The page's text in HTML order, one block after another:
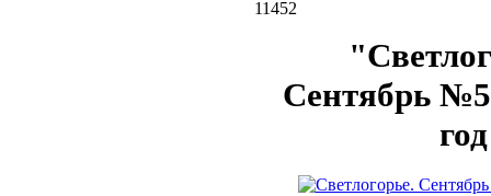
11452
Сентябрь
год